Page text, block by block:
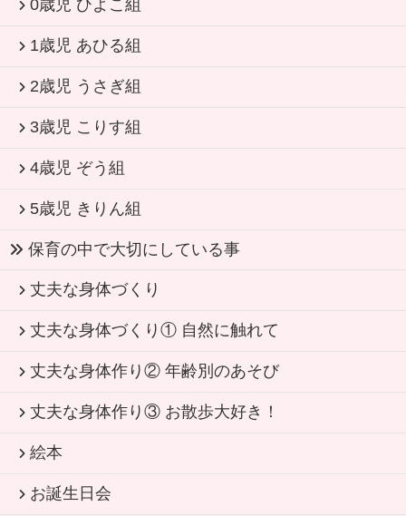
0歳児 ひよこ組
1歳児 あひる組
2歳児 うさぎ組
3歳児 こりす組
4歳児 ぞう組
5歳児 きりん組
保育の中で大切にしている事
丈夫な身体づくり
丈夫な身体づくり① 自然に触れて
丈夫な身体作り② 年齢別のあそび
丈夫な身体作り③ お散歩大好き！
絵本
お誕生日会